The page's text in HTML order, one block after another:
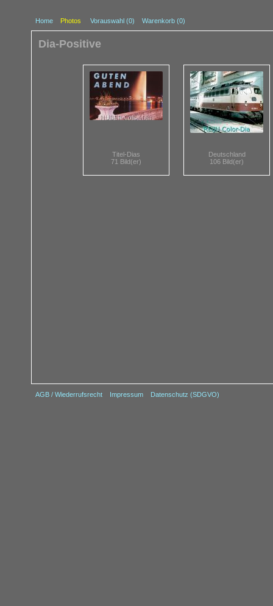
Home Photos Vorauswahl (0) Warenkorb (0)
Dia-Positive
Titel-Dias
71 Bild(er)
Deutschland
106 Bild(er)
AGB / Wiederrufsrecht Impressum Datenschutz (SDGVO)